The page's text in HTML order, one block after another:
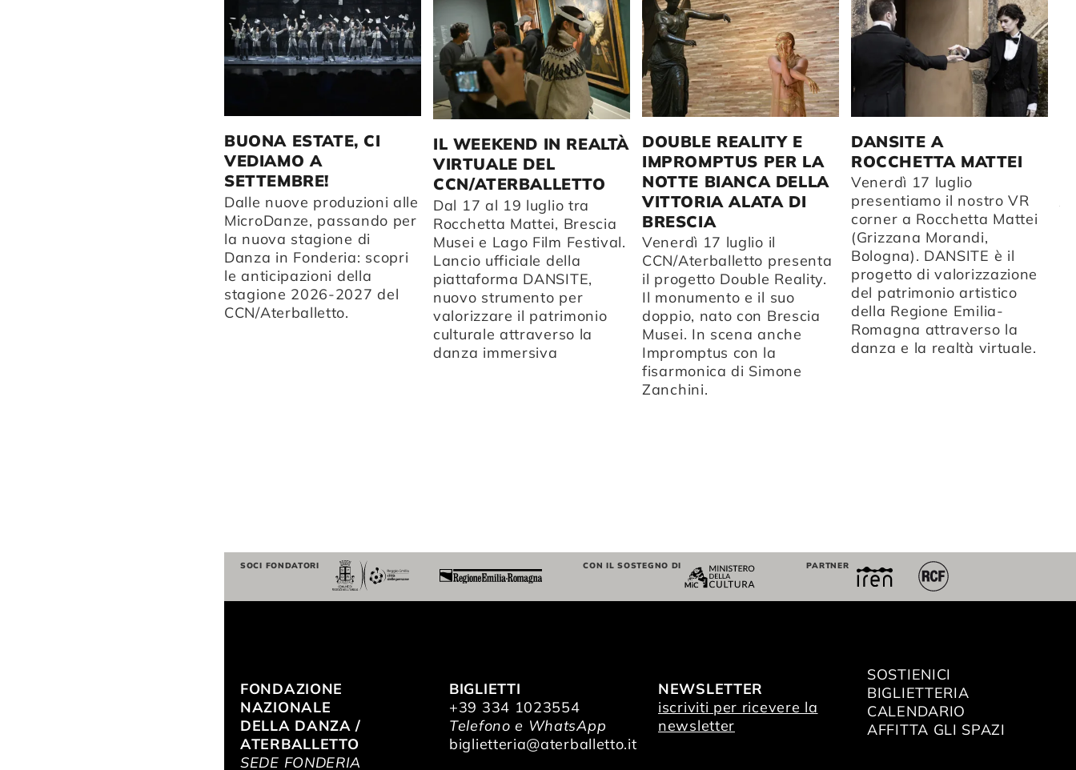
BUONA ESTATE, CI
VEDIAMO A
SETTEMBRE!
Dalle nuove produzioni alle
MicroDanze, passando per
la nuova stagione di
Danza in Fonderia: scopri
le anticipazioni della
stagione 2026-2027 del
CCN/Aterballetto.
IL WEEKEND IN REALTÀ
VIRTUALE DEL
CCN/ATERBALLETTO
Dal 17 al 19 luglio tra
Rocchetta Mattei, Brescia
Musei e Lago Film Festival.
Lancio ufficiale della
piattaforma DANSITE,
nuovo strumento per
valorizzare il patrimonio
culturale attraverso la
danza immersiva
DOUBLE REALITY E
IMPROMPTUS PER LA
NOTTE BIANCA DELLA
VITTORIA ALATA DI
BRESCIA
Venerdì 17 luglio il
CCN/Aterballetto presenta
il progetto Double Reality.
Il monumento e il suo
doppio, nato con Brescia
Musei. In scena anche
Impromptus con la
fisarmonica di Simone
Zanchini.
DANSITE A
ROCCHETTA MATTEI
Venerdì 17 luglio
presentiamo il nostro VR
corner a Rocchetta Mattei
(Grizzana Morandi,
Bologna). DANSITE è il
progetto di valorizzazione
del patrimonio artistico
della Regione Emilia-
Romagna attraverso la
danza e la realtà virtuale.
SOCI FONDATORI CON IL SOSTEGNO DI PARTNER
FONDAZIONE
NAZIONALE
DELLA DANZA /
ATERBALLETTO
SEDE FONDERIA
BIGLIETTI
+39 334 1023554
Telefono e WhatsApp
biglietteria@aterballetto.it
NEWSLETTER
iscriviti per ricevere la
newsletter
SOSTIENICI
BIGLIETTERIA
CALENDARIO
AFFITTA GLI SPAZI